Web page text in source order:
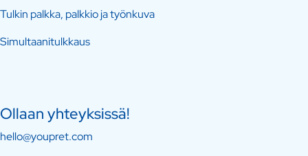
Tulkin palkka, palkkio ja työnkuva
Simultaanitulkkaus
Ollaan yhteyksissä!
hello@youpret.com